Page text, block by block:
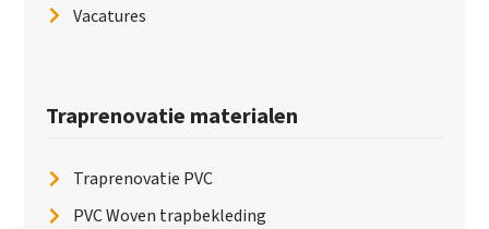
Vacatures
Traprenovatie materialen
Traprenovatie PVC
PVC Woven trapbekleding